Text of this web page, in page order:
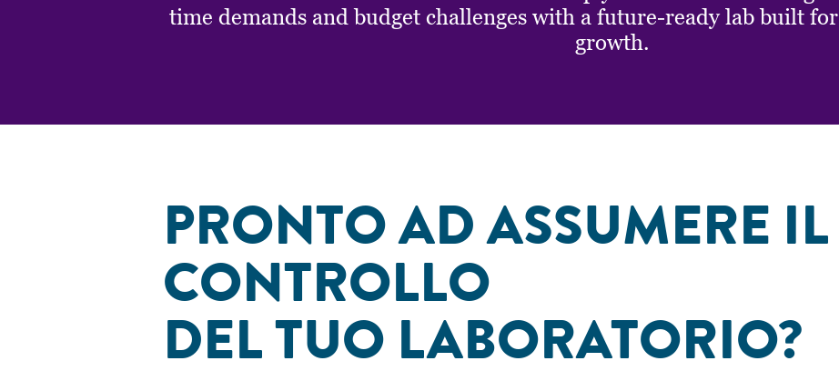
time demands and budget challenges with a future-ready lab built
growth.
PRONTO AD ASSUMERE IL
CONTROLLO
DEL TUO LABORATORIO?